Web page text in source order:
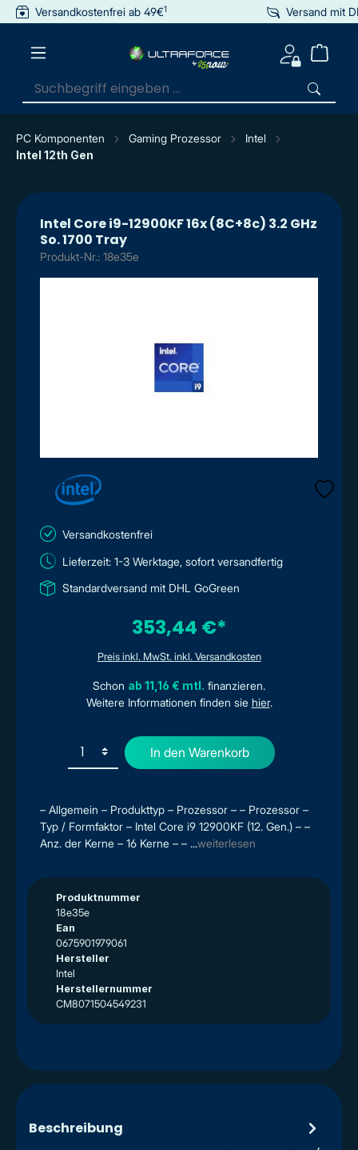
springen
Versandkostenfrei ab 49€1 Versand mit
PC Komponenten Gaming Prozessor
Intel
Intel 12th Gen
Intel Core i9-12900KF 16x (8C+8c) 3.2 GHz
So. 1700 Tray
Produkt-Nr.: 18e35e
– Allgemein – Produkttyp – Prozessor – – Prozessor –
Typ / Formfaktor – Intel Core i9 12900KF (12. Gen.) – –
Anz. der Kerne – 16 Kerne – – ...weiterlesen
Produktnummer
18e35e
Ean
0675901979061
Hersteller
Intel
Herstellernummer
CM8071504549231
Versandkostenfrei
Lieferzeit: 1-3 Werktage, sofort versandfertig
Standardversand mit DHL GoGreen
353,44 €*
Preis inkl. MwSt. inkl. Versandkosten
Schon ab 11,16 € mtl. finanzieren.
Weitere Informationen finden sie hier.
In den Warenkorb
Beschreibung